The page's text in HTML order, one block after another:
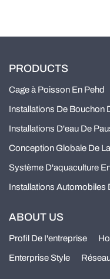
PRODUCTS
Cage à Poisson En Pehd
Installations De Bouchon
Installations D'eau De
Conception Globale De
Système D'aquaculture
Installations Automobiles
ABOUT US
Profil De I'entreprise
Enterprise Style